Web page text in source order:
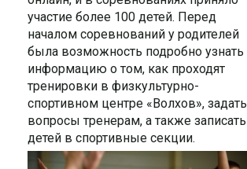
участие более 100 детей. Перед
началом соревнований у родителей
была возможность подробно узнать
информацию о том, как проходят
тренировки в физкультурно-
спортивном центре «Волхов», задать
вопросы тренерам, а также записать
детей в спортивные секции.